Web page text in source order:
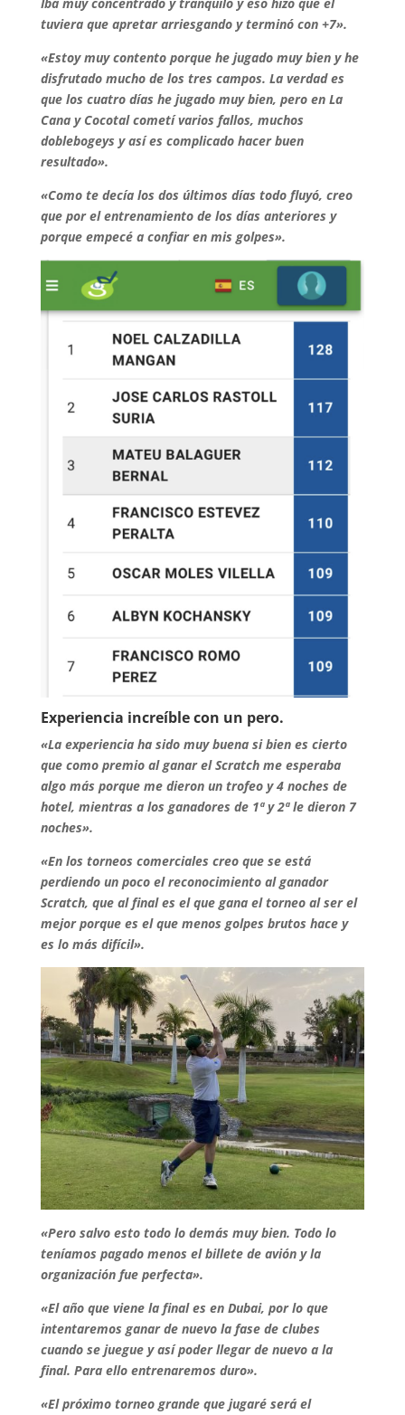
tuviera que apretar arriesgando y terminó con +7».
«Estoy muy contento porque he jugado muy bien y he
disfrutado mucho de los tres campos. La verdad es
que los cuatro días he jugado muy bien, pero en La
Cana y Cocotal cometí varios fallos, muchos
doblebogeys y así es complicado hacer buen
resultado».
«Como te decía los dos últimos días todo fluyó, creo
que por el entrenamiento de los días anteriores y
porque empecé a confiar en mis golpes».
Experiencia increíble con un pero.
«La experiencia ha sido muy buena si bien es cierto
que como premio al ganar el Scratch me esperaba
algo más porque me dieron un trofeo y 4 noches de
hotel, mientras a los ganadores de 1ª y 2ª le dieron 7
noches».
«En los torneos comerciales creo que se está
perdiendo un poco el reconocimiento al ganador
Scratch, que al final es el que gana el torneo al ser el
mejor porque es el que menos golpes brutos hace y
es lo más difícil».
«Pero salvo esto todo lo demás muy bien. Todo lo
teníamos pagado menos el billete de avión y la
organización fue perfecta».
«El año que viene la final es en Dubai, por lo que
intentaremos ganar de nuevo la fase de clubes
cuando se juegue y así poder llegar de nuevo a la
final. Para ello entrenaremos duro».
«El próximo torneo grande que jugaré será el